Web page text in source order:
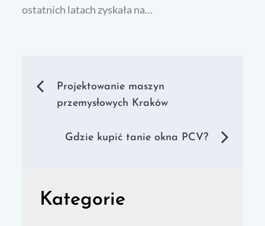
ostatnich latach zyskała na…
Nawigacja
Projektowanie maszyn
przemysłowych Kraków
Gdzie kupić tanie okna PCV?
Kategorie